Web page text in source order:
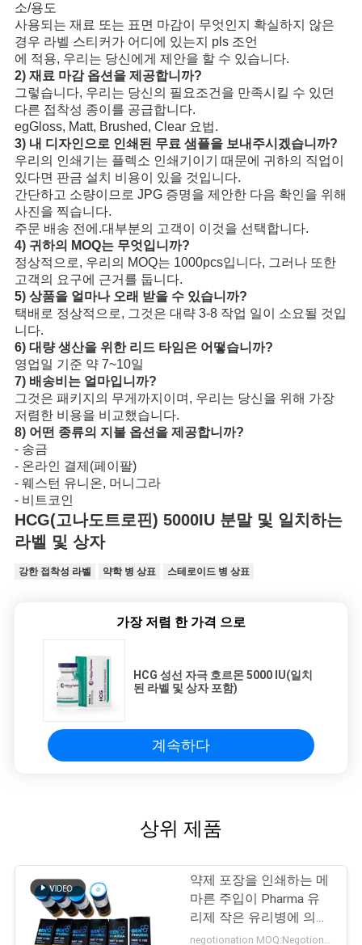
소/용도
사용되는 재료 또는 표면 마감이 무엇인지 확실하지 않은
경우 라벨 스티커가 어디에 있는지 pls 조언
에 적용, 우리는 당신에게 제안을 할 수 있습니다.
2) 재료 마감 옵션을 제공합니까?
그렇습니다, 우리는 당신의 필요조건을 만족시킬 수 있던
다른 접착성 종이를 공급합니다.
egGloss, Matt, Brushed, Clear 요법.
3) 내 디자인으로 인쇄된 무료 샘플을 보내주시겠습니까?
우리의 인쇄기는 플렉소 인쇄기이기 때문에 귀하의 직업이
있다면 판금 설치 비용이 있을 것입니다.
간단하고 소량이므로 JPG 증명을 제안한 다음 확인을 위해
사진을 찍습니다.
주문 배송 전에.대부분의 고객이 이것을 선택합니다.
4) 귀하의 MOQ는 무엇입니까?
정상적으로, 우리의 MOQ는 1000pcs입니다, 그러나 또한
고객의 요구에 근거를 둡니다.
5) 상품을 얼마나 오래 받을 수 있습니까?
택배로 정상적으로, 그것은 대략 3-8 작업 일이 소요될 것입
니다.
6) 대량 생산을 위한 리드 타임은 어떻습니까?
영업일 기준 약 7~10일
7) 배송비는 얼마입니까?
그것은 패키지의 무게까지이며, 우리는 당신을 위해 가장
저렴한 비용을 비교했습니다.
8) 어떤 종류의 지불 옵션을 제공합니까?
- 송금
- 온라인 결제(페이팔)
- 웨스턴 유니온, 머니그라
- 비트코인
HCG(고나도트로핀) 5000IU 분말 및 일치하는
라벨 및 상자
강한 접착성 라벨 약학 병 상표 스테로이드 병 상표
가장 저렴 한 가격 으로
HCG 성선 자극 호르몬 5000 IU(일치
된 라벨 및 상자 포함)
계속하다
상위 제품
약제 포장을 인쇄하는 메
마른 주입이 Pharma 유
리제 작은 유리병에 의하
여 레테르를 붙입니다